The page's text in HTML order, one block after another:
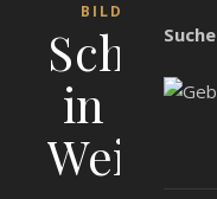
BILDUNG
in